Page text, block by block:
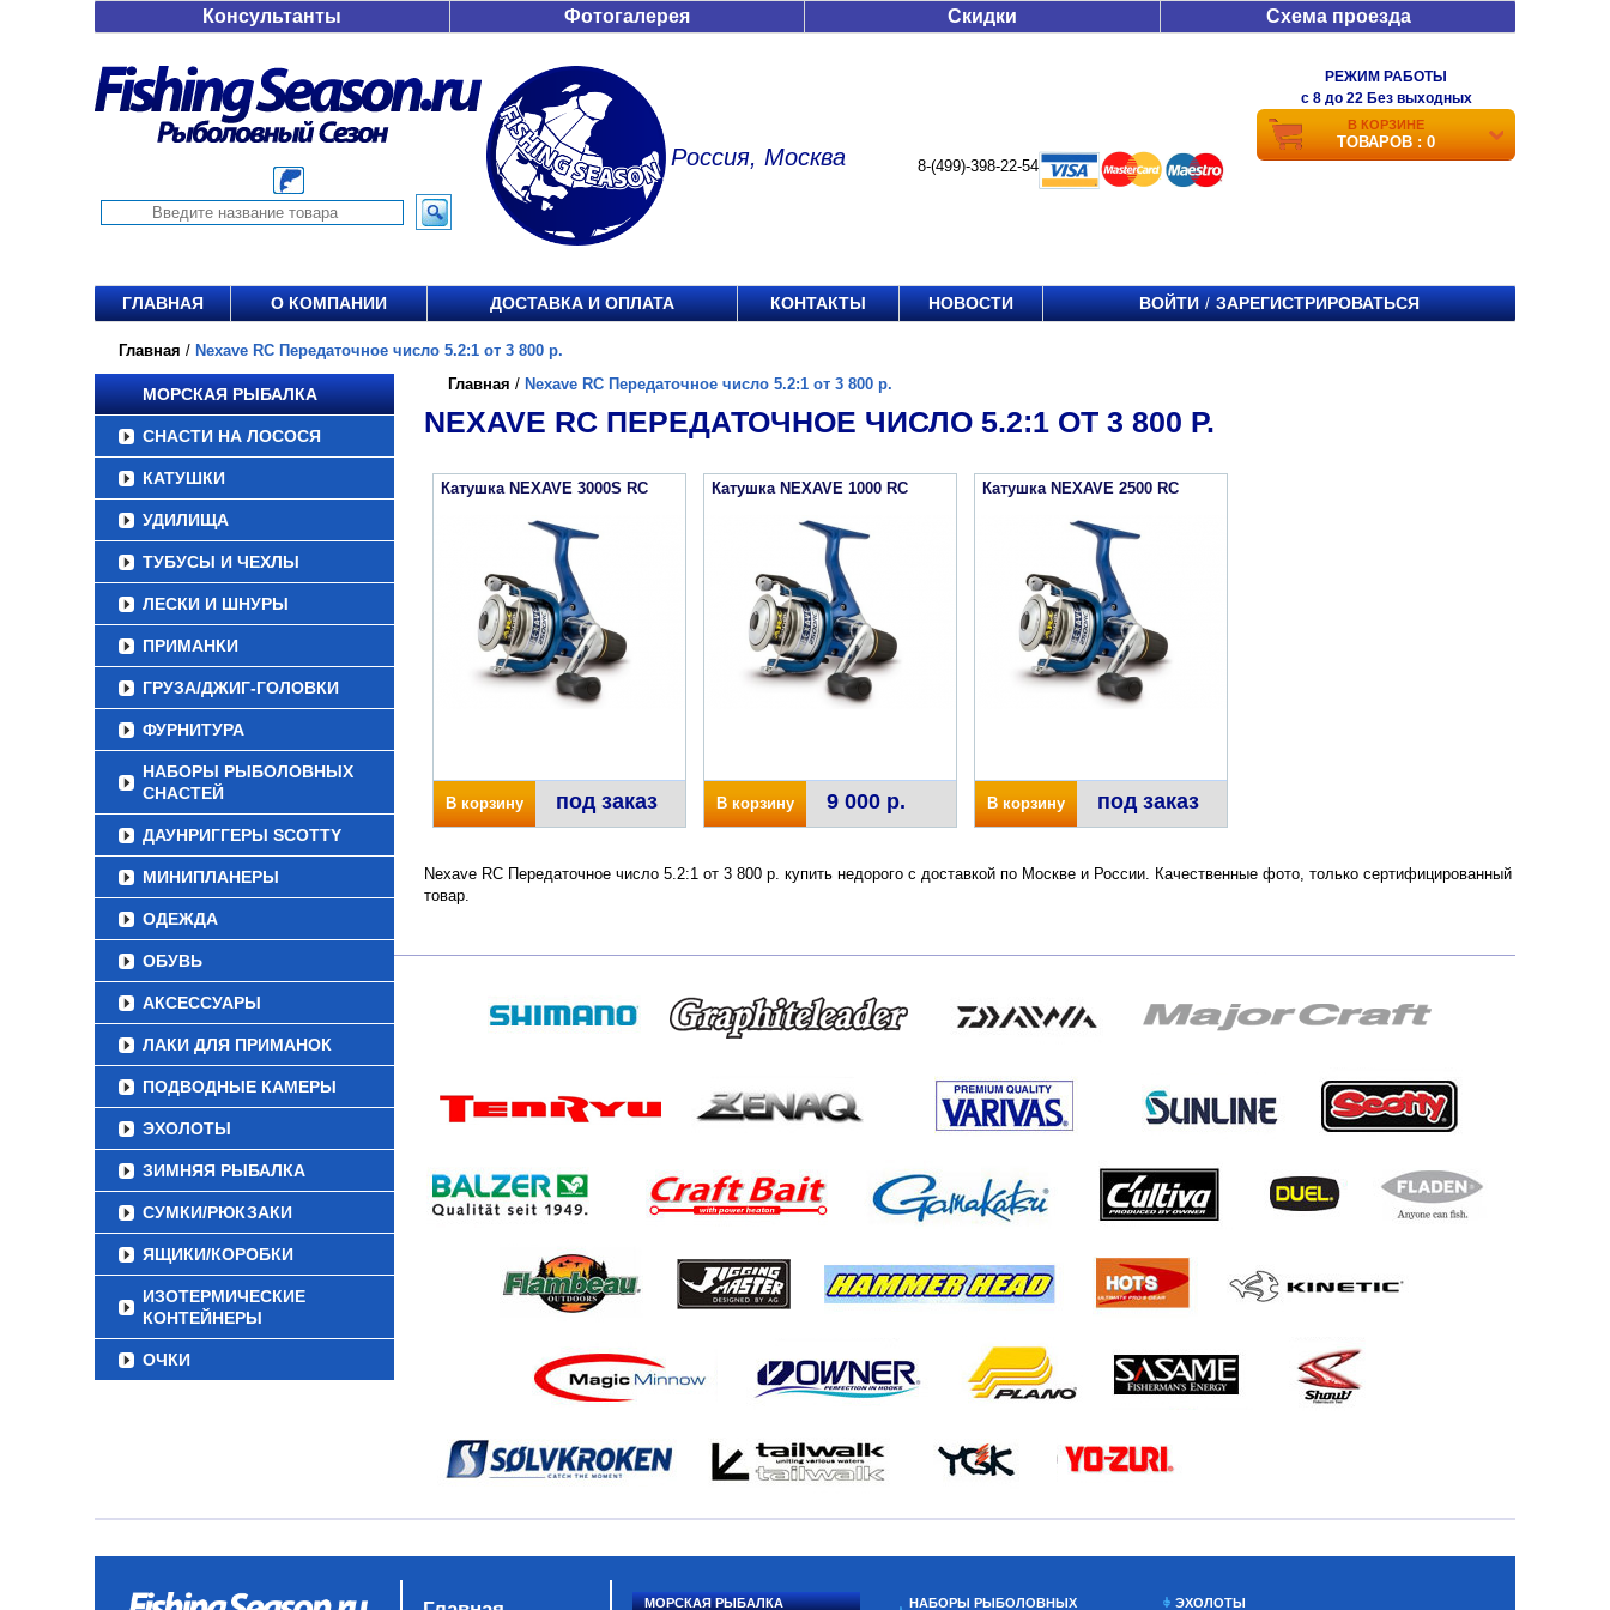
Консультанты Фотогалерея Скидки Схема проезда
Россия, Москва 8-(499)-398-22-54
РЕЖИМ РАБОТЫ
c 8 до 22 Без выходных
В КОРЗИНЕ
ТОВАРОВ : 0
ГЛАВНАЯ О КОМПАНИИ ДОСТАВКА И ОПЛАТА КОНТАКТЫ НОВОСТИ ВОЙТИ / ЗАРЕГИСТРИРОВАТЬСЯ
Главная / Nexave RC Передаточное число 5.2:1 от 3 800 р.
МОРСКАЯ РЫБАЛКА
СНАСТИ НА ЛОСОСЯ
КАТУШКИ
УДИЛИЩА
ТУБУСЫ И ЧЕХЛЫ
ЛЕСКИ И ШНУРЫ
ПРИМАНКИ
ГРУЗА/ДЖИГ-ГОЛОВКИ
ФУРНИТУРА
НАБОРЫ РЫБОЛОВНЫХ
СНАСТЕЙ
ДАУНРИГГЕРЫ SCOTTY
МИНИПЛАНЕРЫ
ОДЕЖДА
ОБУВЬ
АКСЕССУАРЫ
ЛАКИ ДЛЯ ПРИМАНОК
ПОДВОДНЫЕ КАМЕРЫ
ЭХОЛОТЫ
ЗИМНЯЯ РЫБАЛКА
СУМКИ/РЮКЗАКИ
ЯЩИКИ/КОРОБКИ
ИЗОТЕРМИЧЕСКИЕ
КОНТЕЙНЕРЫ
ОЧКИ
Главная / Nexave RC Передаточное число 5.2:1 от 3 800 р.
NEXAVE RC ПЕРЕДАТОЧНОЕ ЧИСЛО 5.2:1 ОТ 3 800 Р.
Катушка NEXAVE 3000S RC
В корзину под заказ
Катушка NEXAVE 1000 RC
В корзину 9 000 р.
Катушка NEXAVE 2500 RC
В корзину под заказ
Nexave RC Передаточное число 5.2:1 от 3 800 р. купить недорого с доставкой по Москве и России. Качественные фото, только сертифицированный
товар.
МОРСКАЯ РЫБАЛКА НАБОРЫ РЫБОЛОВНЫХ ЭХОЛОТЫ